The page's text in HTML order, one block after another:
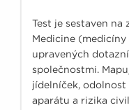
Test je sestaven na
Medicine
upravených
společnostmi.
jídelníček,
aparátu a rizika